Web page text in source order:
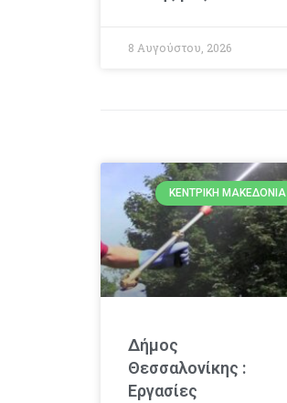
8 Αυγούστου, 2026
ΚΕΝΤΡΙΚΉ ΜΑΚΕΔΟΝΊΑ
Δήμος
Θεσσαλονίκης :
Εργασίες